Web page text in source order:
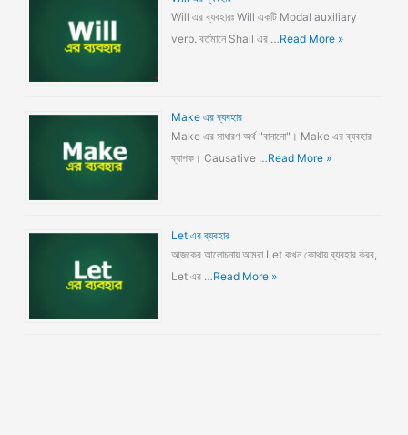
Will এর ব্যবহারঃ Will একটি Modal auxiliary
verb. বর্তমানে Shall এর …Read More »
Make এর ব্যবহার
Make এর সাধারণ অর্থ "বানানো"। Make এর ব্যবহার
ব্যাপক। Causative …Read More »
Let এর ব্যবহার
আজকের আলোচনায় আমরা Let কখন কোথায় ব্যবহার করব,
Let এর …Read More »